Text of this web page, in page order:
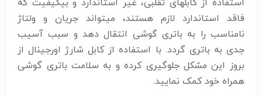
استفاده از کابلهای تقلبی، غیر استاندارد و بیکیفیت که
فاقد استاندارد لازم هستند، میتواند جریان و ولتاژ
نامناسب را به باتری گوشی انتقال دهد و سبب آسیب
جدی به باتری گردد. با استفاده از کابل شارژ اورجینال از
بروز این مشکل جلوگیری کرده و به سلامت باتری گوشی
همراه خود کمک نمایید.